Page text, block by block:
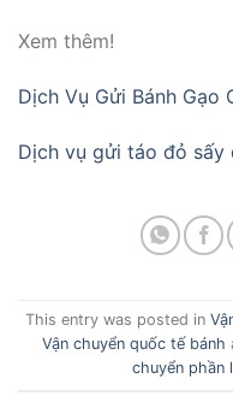
Xem thêm!
Dịch Vụ Gửi Bánh Gạo
Dịch vụ gửi táo đỏ sấy
This entry was posted in
Vận chuyển quốc tế bánh
chuyển phần